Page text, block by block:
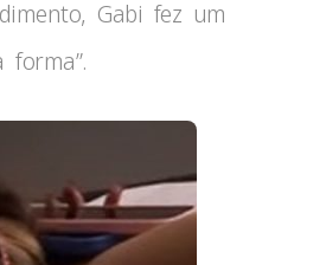
Gabi fez um